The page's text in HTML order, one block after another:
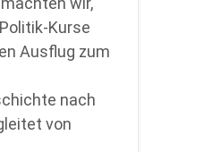
Kurse
Ausflug zum
nach
von